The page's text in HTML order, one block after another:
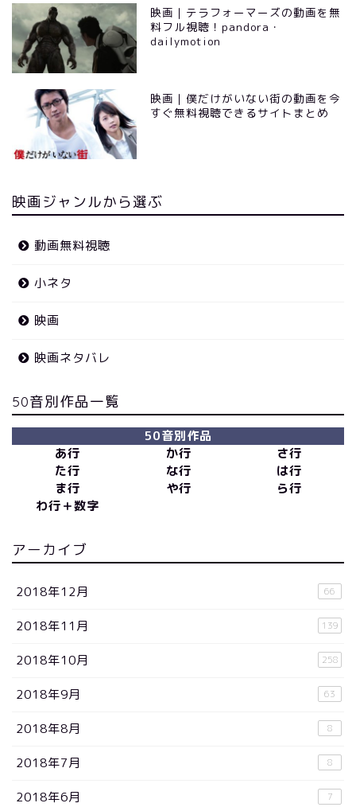
映画｜テラフォーマーズの動画を無
料フル視聴！pandora・
dailymotion
映画｜僕だけがいない街の動画を今
すぐ無料視聴できるサイトまとめ
映画ジャンルから選ぶ
動画無料視聴
小ネタ
映画
映画ネタバレ
50音別作品一覧
50音別作品
あ行
か行
さ行
た行
な行
は行
ま行
や行
ら行
わ行＋数字
アーカイブ
2018年12月 66
2018年11月 139
2018年10月 258
2018年9月 63
2018年8月 8
2018年7月 8
2018年6月 7